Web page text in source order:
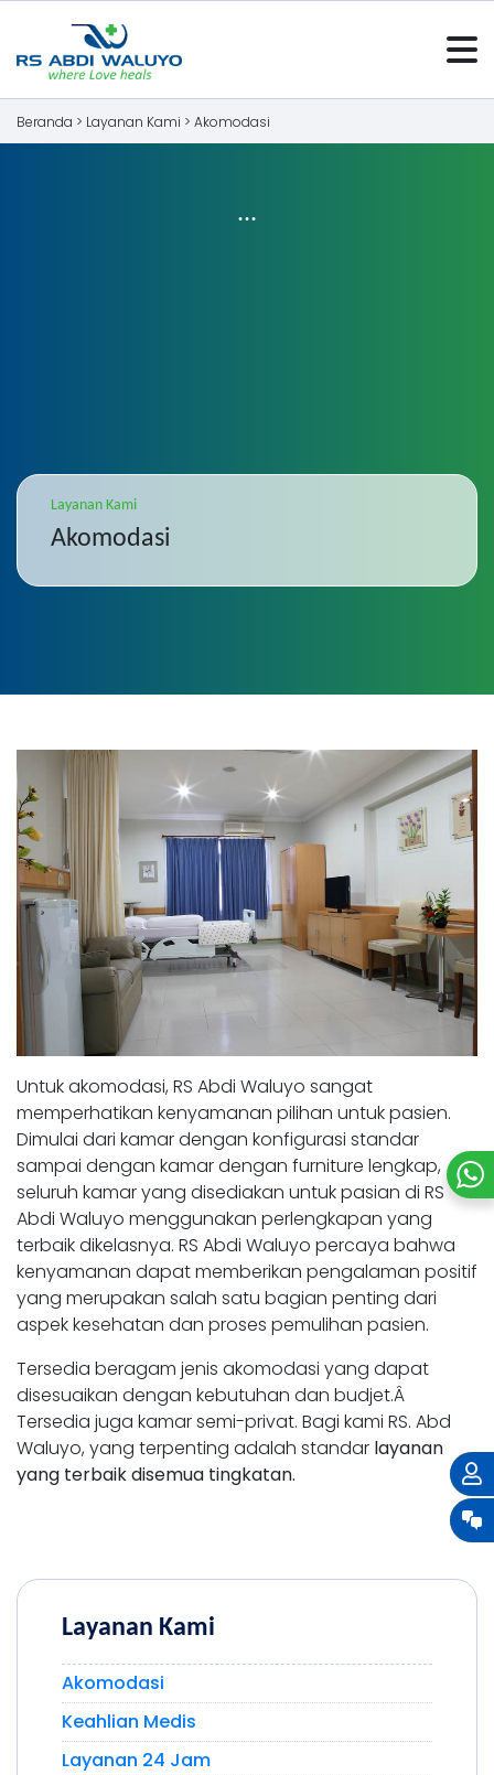
Beranda > Layanan Kami > Akomodasi
...
Layanan Kami
Akomodasi
Untuk akomodasi, RS Abdi Waluyo sangat
memperhatikan kenyamanan pilihan untuk pasien.
Dimulai dari kamar dengan konfigurasi standar
sampai dengan kamar dengan furniture lengkap,
seluruh kamar yang disediakan untuk pasian di RS
Abdi Waluyo menggunakan perlengkapan yang
terbaik dikelasnya. RS Abdi Waluyo percaya bahwa
kenyamanan dapat memberikan pengalaman positif
yang merupakan salah satu bagian penting dari
aspek kesehatan dan proses pemulihan pasien.
Tersedia beragam jenis akomodasi yang dapat
disesuaikan dengan kebutuhan dan budjet.Â
Tersedia juga kamar semi-privat. Bagi kami RS. Abd
Waluyo, yang terpenting adalah standar layanan
yang terbaik disemua tingkatan.
Layanan Kami
Akomodasi
Keahlian Medis
Layanan 24 Jam